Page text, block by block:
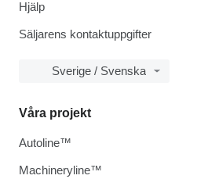
Hjälp
Säljarens kontaktuppgifter
Sverige / Svenska
Våra projekt
Autoline™
Machineryline™